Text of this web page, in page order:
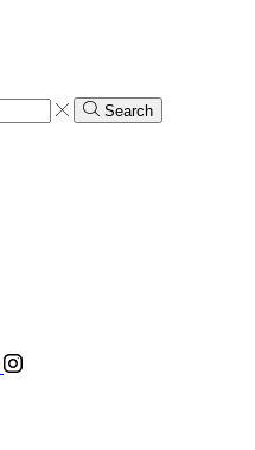
Search